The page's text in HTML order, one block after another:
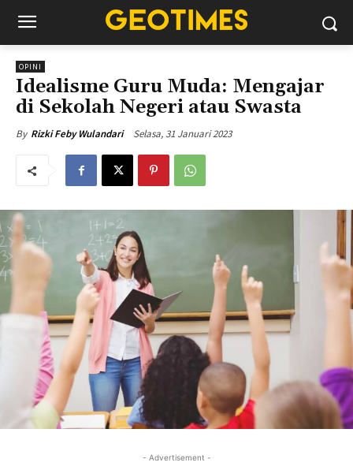
OPINI
Idealisme Guru Muda: Mengajar
di Sekolah Negeri atau Swasta
By Rizki Feby Wulandari Selasa, 31 Januari 2023
- Advertisement -